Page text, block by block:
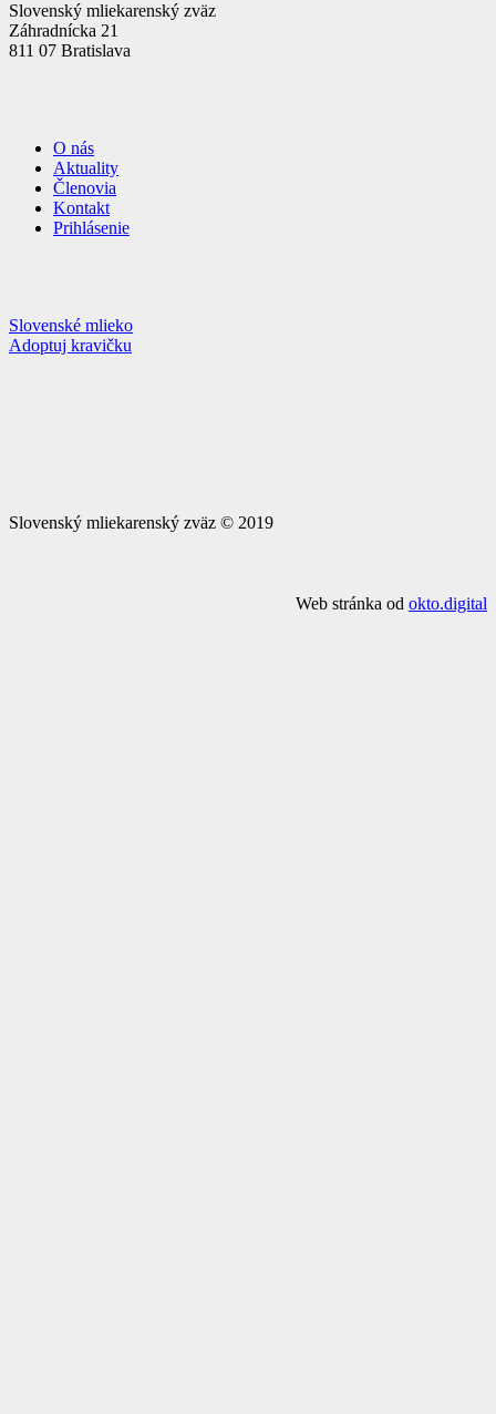
Slovenský mliekarenský zväz
Záhradnícka 21
811 07 Bratislava
O nás
Aktuality
Členovia
Kontakt
Prihlásenie
Slovenské mlieko
Adoptuj kravičku
Slovenský mliekarenský zväz © 2019
Web stránka od okto.digital